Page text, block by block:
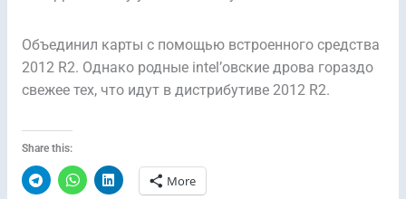
Объединил карты с помощью встроенного средства
2012 R2. Однако родные intel’овские дрова гораздо
свежее тех, что идут в дистрибутиве 2012 R2.
Share this:
More